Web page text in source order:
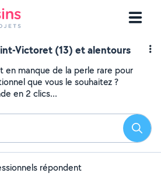
Victoret (13) et alentours
en manque de la perle rare pour
que vous le souhaitez ?
en 2 clics...
répondent